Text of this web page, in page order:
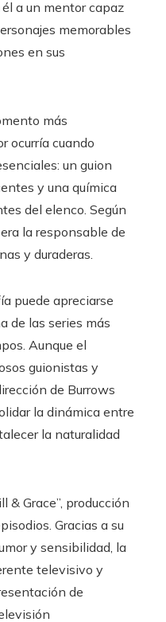
a un mentor capaz
memorables
en sus
más
ocurría cuando
un guion
y una química
del elenco. Según
la responsable de
y duraderas.
puede apreciarse
de las series más
Aunque el
guionistas y
de Burrows
la dinámica entre
la naturalidad
& Grace”, producción
Gracias a su
y sensibilidad, la
televisivo y
de